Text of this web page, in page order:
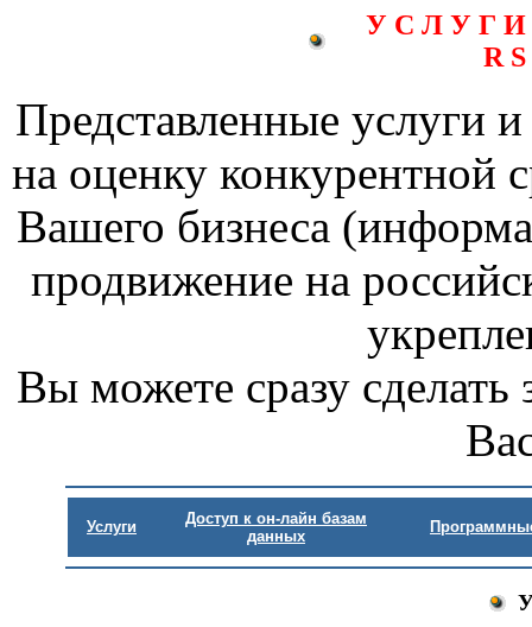
У С Л У Г
R
Представленные услуги
на оценку конкурентной
Вашего бизнеса
продвижение на
Вы можете сразу сделать
Услуги
Доступ к он-лайн базам
данных